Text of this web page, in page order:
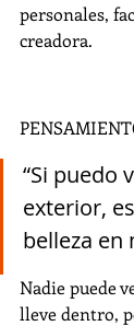
personales,
creadora.
“Si puedo
exterior,
belleza en
Nadie puede
lleve dentro,